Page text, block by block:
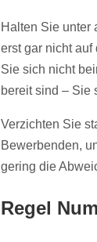
Halten Sie unter
erst gar nicht
Sie sich nicht
bereit sind – Sie
Verzichten Sie
Bewerbenden,
gering die
Regel